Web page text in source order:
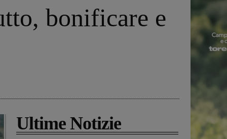
bonificare e
Ultime Notizie